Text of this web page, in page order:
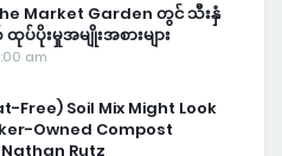
Market Garden တွင် သီးနှံ
ပိုးမှုအမျိုးအစားများ
am
Free) Soil Mix Might Look
Owned Compost
Rutz